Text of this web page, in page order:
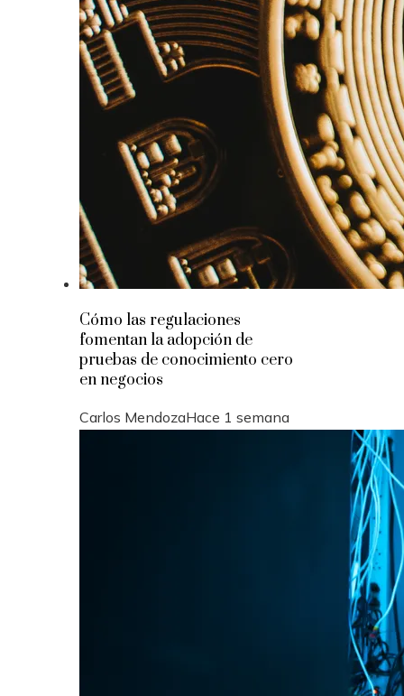
Cómo las regulaciones
fomentan la adopción de
pruebas de conocimiento cero
en negocios
Carlos MendozaHace 1 semana